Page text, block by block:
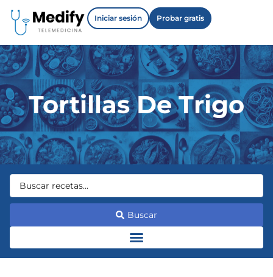
Iniciar sesión Probar gratis
Tortillas De Trigo
Buscar